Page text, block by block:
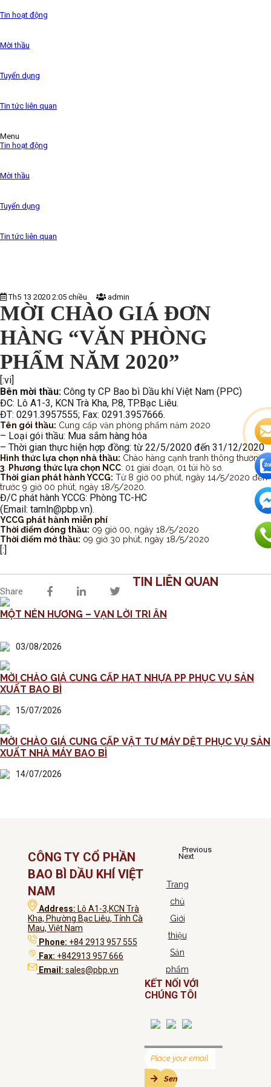
Previous
Next
the 1500s,
Tin hoạt động
Mời thầu
Tuyển dụng
Tin tức liên quan
Menu
Tin hoạt động
Mời thầu
Tuyển dụng
Tin tức liên quan
Th5 13 2020 2:05 chiều admin
MỜI CHÀO GIÁ ĐƠN
HÀNG “VĂN PHÒNG
PHẨM NĂM 2020”
[:vi]
Bên mời thầu: Công ty CP Bao bì Dầu khí Việt Nam (PPC)
ĐC: Lô A1-3, KCN Trà Kha, P.8, TP.Bạc Liêu.
ĐT: 0291.3957555; Fax: 0291.3957666.
Tên gói thầu: Cung cấp văn phòng phẩm năm 2020
– Loại gói thầu: Mua sắm hàng hóa
– Thời gian thực hiện hợp đồng: từ 22/5/2020 đến 31/12/2020
Hình thức lựa chọn nhà thầu: Chào hàng cạnh tranh thông thường
3
Phương thức lựa chọn NCC: 01 giai đoạn, 01 túi hồ sơ.
Thời gian phát hành YCCG: Từ 8 giờ 00 phút, ngày 14/5/2020 đến
trước 9 giờ 00 phút, ngày 18/5/2020.
Đ/C phát hành YCCG: Phòng TC-HC
(Email: tamln@pbp.vn).
YCCG phát hành miễn phí
Thời điểm đóng thầu: 09 giờ 00, ngày 18/5/2020
Thời điểm mở thầu: 09 giờ 30 phút, ngày 18/5/2020
[:]
Share
TIN LIÊN QUAN
MỘT NÉN HƯƠNG – VẠN LỜI TRI ÂN
03/08/2026
MỜI CHÀO GIÁ CUNG CẤP HẠT NHỰA PP PHỤC VỤ SẢN
XUẤT BAO BÌ
15/07/2026
MỜI CHÀO GIÁ CUNG CẤP VẬT TƯ MÁY DỆT PHỤC VỤ SẢN
XUẤT NHÀ MÁY BAO BÌ
14/07/2026
CÔNG TY CỔ PHẦN
BAO BÌ DẦU KHÍ VIỆT
NAM
Address: Lô A1-3,KCN Trà
Kha, Phường Bạc Liêu, Tỉnh Cà
Mau, Việt Nam
Phone: +84 2913 957 555
Fax: +842913 957 666
Email: sales@pbp.vn
Trang
chủ
Giới
thiệu
Sản
phẩm
KẾT NỐI VỚI
CHÚNG TÔI